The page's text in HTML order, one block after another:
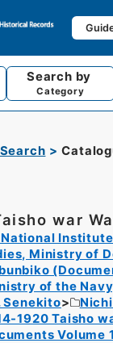
Search by
Category
war
Ministry of
of the
Senekito
1920 Taisho
Volume